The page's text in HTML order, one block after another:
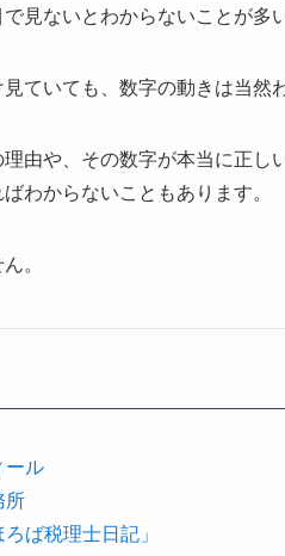
見ないとわからないことが多
ていても、数字の動きは当然
由や、その数字が本当に正
わからないこともあります。
。
ール
所
ば税理士日記」